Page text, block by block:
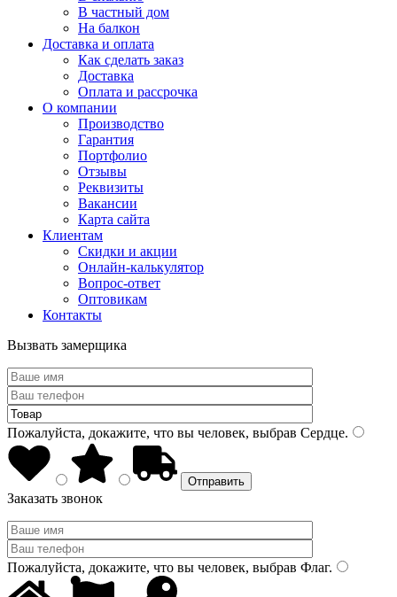
В частный дом
На балкон
Доставка и оплата
Как сделать заказ
Доставка
Оплата и рассрочка
О компании
Производство
Гарантия
Портфолио
Отзывы
Реквизиты
Вакансии
Карта сайта
Клиентам
Скидки и акции
Онлайн-калькулятор
Вопрос-ответ
Оптовикам
Контакты
Вызвать замерщика
Пожалуйста, докажите, что вы человек, выбрав Сердце.
Заказать звонок
Пожалуйста, докажите, что вы человек, выбрав Флаг.